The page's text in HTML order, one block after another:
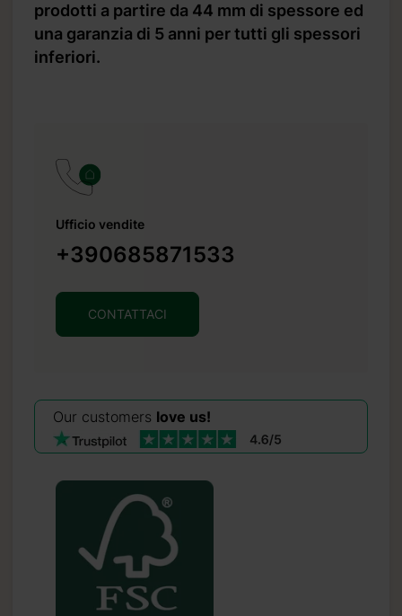
prodotti a partire da 44 mm di spessore ed
una garanzia di 5 anni per tutti gli spessori
inferiori.
Ufficio vendite
+390685871533
CONTATTACI
Our customers love us!